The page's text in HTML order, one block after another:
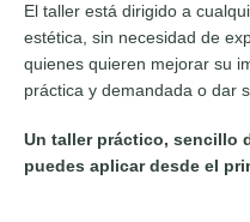
El taller está dirigido a
estética, sin necesidad de
quienes quieren mejorar su
práctica y demandada o dar
Un taller práctico, sencillo
puedes aplicar desde el